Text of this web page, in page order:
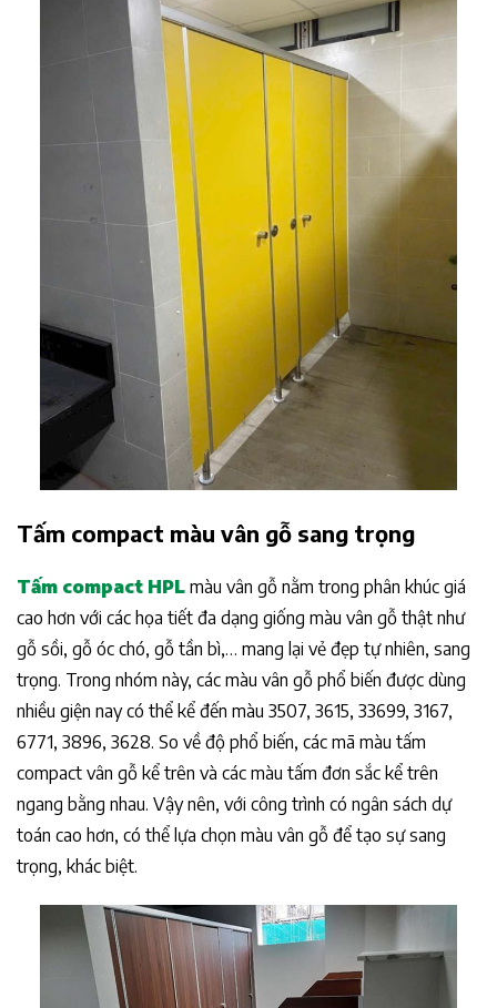
Tấm compact màu vân gỗ sang trọng
Tấm compact HPL màu vân gỗ nằm trong phân khúc giá
cao hơn với các họa tiết đa dạng giống màu vân gỗ thật như
gỗ sồi, gỗ óc chó, gỗ tần bì,… mang lại vẻ đẹp tự nhiên, sang
trọng. Trong nhóm này, các màu vân gỗ phổ biến được dùng
nhiều giện nay có thể kể đến màu 3507, 3615, 33699, 3167,
6771, 3896, 3628. So về độ phổ biến, các mã màu tấm
compact vân gỗ kể trên và các màu tấm đơn sắc kể trên
ngang bằng nhau. Vậy nên, với công trình có ngân sách dự
toán cao hơn, có thể lựa chọn màu vân gỗ để tạo sự sang
trọng, khác biệt.​